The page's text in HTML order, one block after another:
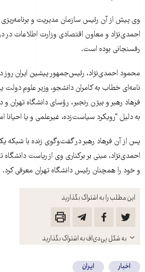
مطلب را به اشتراک بگذارید
به شکل پی‌دی‌اف به اشتراک بگذارید
از آن رئيس سازمان مديريت و برنامه‌ريزی در
و معاون اقتصادی وزارت اطلاعات در دولت
بوده است.
خطاب به کامران دانشجو، وزير علوم دولت
رهبر و بيژن رنجبر، رؤسای دانشگاه تهران و
“رويکرد سياست‌زده، غيرعلمی و يا احيانا
آن فرهاد رهبر در گفت‌وگوی زنده با شبکه يک
مبنی بر برکناری وی از رياست دانشگاه
را همچنان رئيس دانشگاه تهران معرفی کرد.
اخبار ایران